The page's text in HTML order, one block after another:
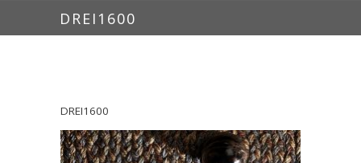
DREI1600
DREI1600